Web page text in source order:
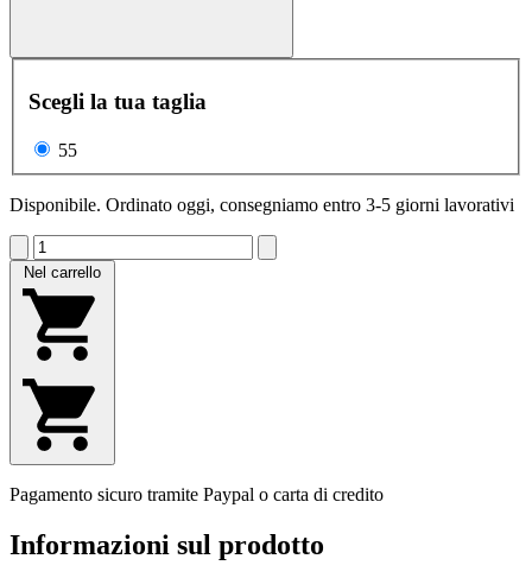
Scegli la tua taglia
55
Disponibile. Ordinato oggi, consegniamo entro 3-5 giorni lavorativi
Nel carrello
Pagamento sicuro tramite Paypal o carta di credito
Informazioni sul prodotto